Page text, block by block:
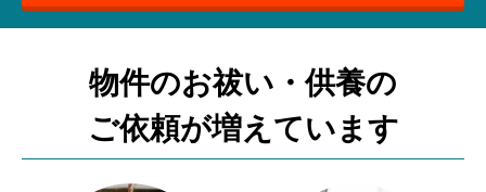
物件のお祓い・供養の
ご依頼が増えています